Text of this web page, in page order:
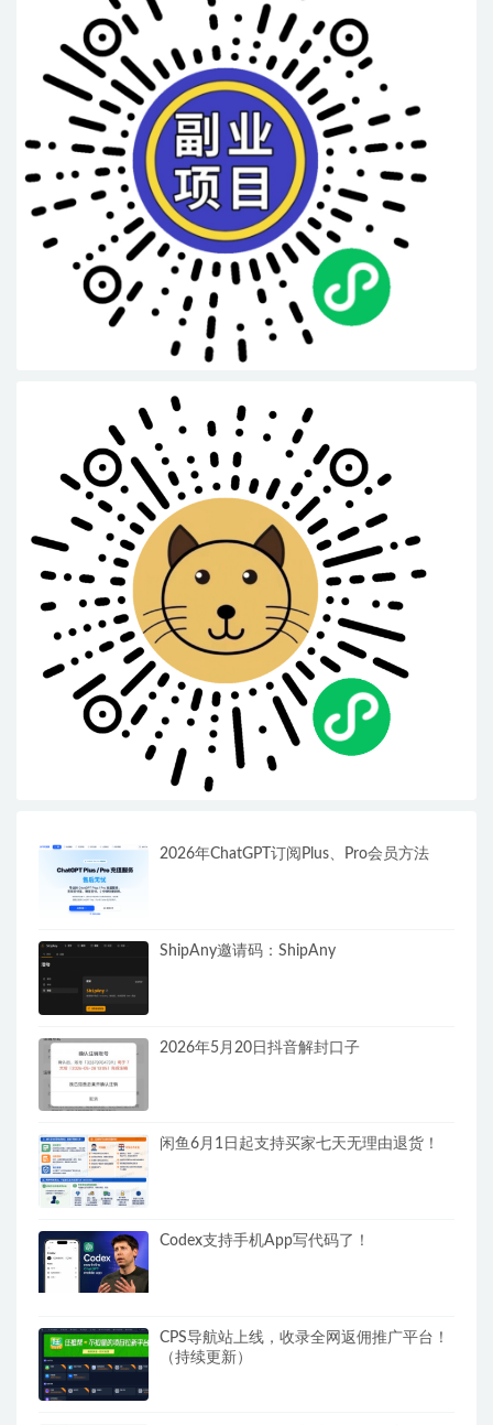
2026年ChatGPT订阅Plus、Pro会员方法
ShipAny邀请码：ShipAny
2026年5月20日抖音解封口子
闲鱼6月1日起支持买家七天无理由退货！
Codex支持手机App写代码了！
CPS导航站上线，收录全网返佣推广平台！
（持续更新）